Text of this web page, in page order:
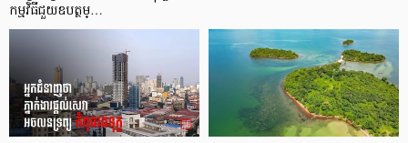
កម្មវិធីជួយឧបត្ថម្…